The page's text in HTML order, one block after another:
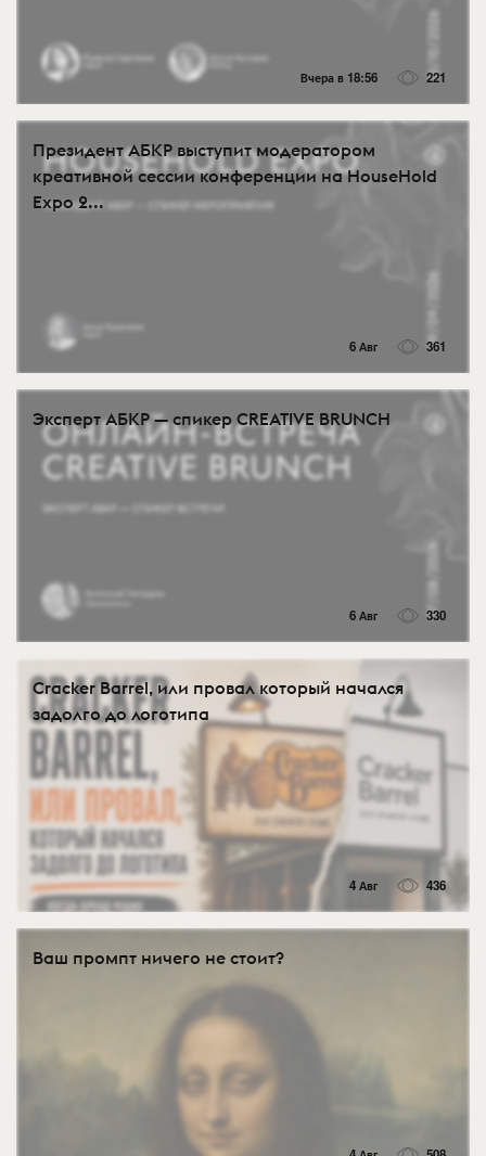
Вчера в 18:56 221
Президент АБКР выступит модератором
креативной сессии конференции на HouseHold
Expo 2...
6 Авг 361
Эксперт АБКР — спикер CREATIVE BRUNCH
6 Авг 330
Cracker Barrel, или провал который начался
задолго до логотипа
4 Авг 436
Ваш промпт ничего не стоит?